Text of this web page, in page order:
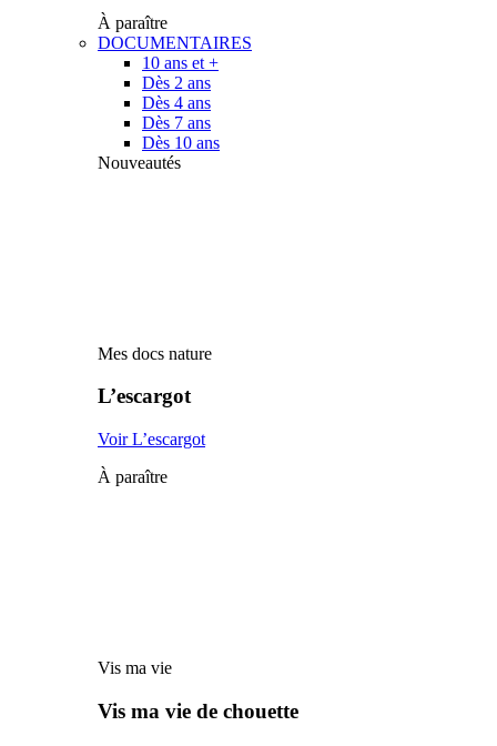
À paraître
DOCUMENTAIRES
10 ans et +
Dès 2 ans
Dès 4 ans
Dès 7 ans
Dès 10 ans
Nouveautés
Mes docs nature
L’escargot
Voir L’escargot
À paraître
Vis ma vie
Vis ma vie de chouette